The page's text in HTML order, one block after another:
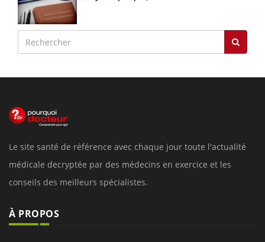
Le site santé de référence avec chaque jour toute l'actualité
médicale decryptée par des médecins en exercice et les
conseils des meilleurs spécialistes.
À PROPOS